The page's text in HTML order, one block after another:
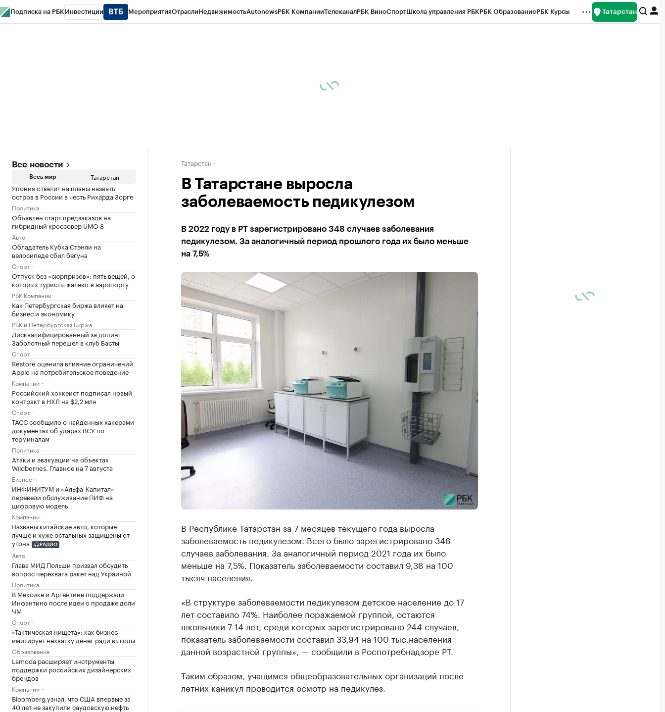
Подписка на РБК Инвестиции МероприятияОтраслиНедвижимостьAutonewsРБК КомпанииТелеканалРБК ВиноСпортШкола управления РБКРБК ОбразованиеРБК Курсы Татарстан
Все новости
Весь мир Татарстан
Япония ответит на планы назвать
остров в России в честь Рихарда Зорге
Политика
Объявлен старт предзаказов на
гибридный кроссовер UMO 8
Авто
Обладатель Кубка Стэнли на
велосипеде сбил бегуна
Спорт
Отпуск без «сюрпризов»: пять вещей, о
которых туристы жалеют в аэропорту
РБК Компании
Как Петербургская биржа влияет на
бизнес и экономику
РБК и Петербургская Биржа
Дисквалифицированный за допинг
Заболотный перешел в клуб Басты
Спорт
Restore оценила влияние ограничений
Apple на потребительское поведение
Компании
Российский хоккеист подписал новый
контракт в НХЛ на $2,2 млн
Спорт
ТАСС сообщило о найденных хакерами
документах об ударах ВСУ по
терминалам
Политика
Атаки и эвакуации на объектах
Wildberries. Главное на 7 августа
Бизнес
ИНФИНИТУМ и «Альфа-Капитал»
перевели обслуживание ПИФ на
цифровую модель
Компании
Названы китайские авто, которые
лучше и хуже остальных защищены от
угона
РАДИО
Авто
Глава МИД Польши призвал обсудить
вопрос перехвата ракет над Украиной
Политика
В Мексике и Аргентине поддержали
Инфантино после идеи о продаже доли
ЧМ
Спорт
«Тактическая нищета»: как бизнес
имитирует нехватку денег ради выгоды
Образование
Lamoda расширяет инструменты
поддержки российских дизайнерских
брендов
Компании
Bloomberg узнал, что США впервые за
40 лет не закупили саудовскую нефть
Татарстан
В Татарстане выросла
заболеваемость педикулезом
В 2022 году в РТ зарегистрировано 348 случаев заболевания
педикулезом. За аналогичный период прошлого года их было меньше
на 7,5%
В Республике Татарстан за 7 месяцев текущего года выросла
заболеваемость педикулезом. Всего было зарегистрировано 348
случаев заболевания. За аналогичный период 2021 года их было
меньше на 7,5%. Показатель заболеваемости составил 9,38 на 100
тысяч населения.
«В структуре заболеваемости педикулезом детское население до 17
лет составило 74%. Наиболее поражаемой группой, остаются
школьники 7-14 лет, среди которых зарегистрировано 244 случаев,
показатель заболеваемости составил 33,94 на 100 тыс.населения
данной возрастной группы», — сообщили в Роспотребнадзоре РТ.
Таким образом, учащимся общеобразовательных организаций после
летних каникул проводится осмотр на педикулез.